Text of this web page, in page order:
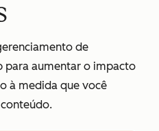
de
para aumentar o impacto
à medida que você